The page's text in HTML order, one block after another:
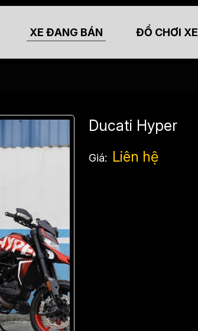
XE ĐANG BÁN ĐỒ CHƠI XE
Ducati Hyper
Giá: Liên hệ